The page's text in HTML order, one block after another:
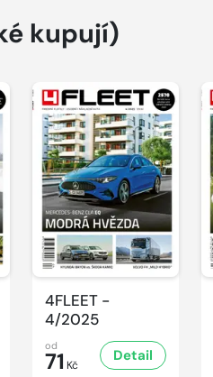
kupují)
4FLEET -
4/2025
od
71 Kč
Detail